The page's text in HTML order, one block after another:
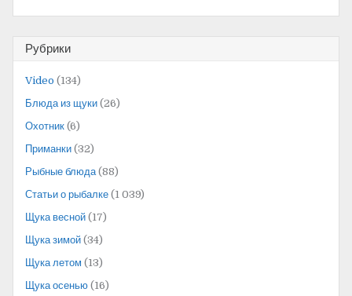
Рубрики
Video (134)
Блюда из щуки (26)
Охотник (6)
Приманки (32)
Рыбные блюда(88)
Статьи о рыбалке (1 039)
Щука весной (17)
Щука зимой (34)
Щука летом (13)
Щука осенью (16)